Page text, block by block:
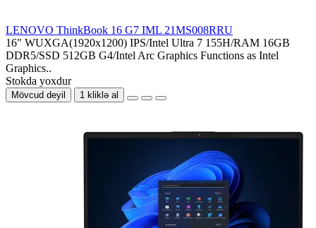
LENOVO ThinkBook 16 G7 IML 21MS008RRU
16" WUXGA(1920x1200) IPS/Intel Ultra 7 155H/RAM 16GB
DDR5/SSD 512GB G4/Intel Arc Graphics Functions as Intel
Graphics..
Stokda yoxdur
Mövcud deyil 1 kliklə al